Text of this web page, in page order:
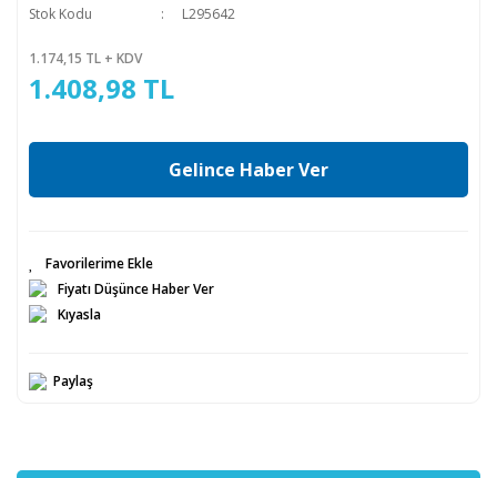
Stok Kodu
L295642
1.174,15 TL + KDV
1.408,98 TL
Gelince Haber Ver
Fiyatı Düşünce Haber Ver
Kıyasla
Paylaş